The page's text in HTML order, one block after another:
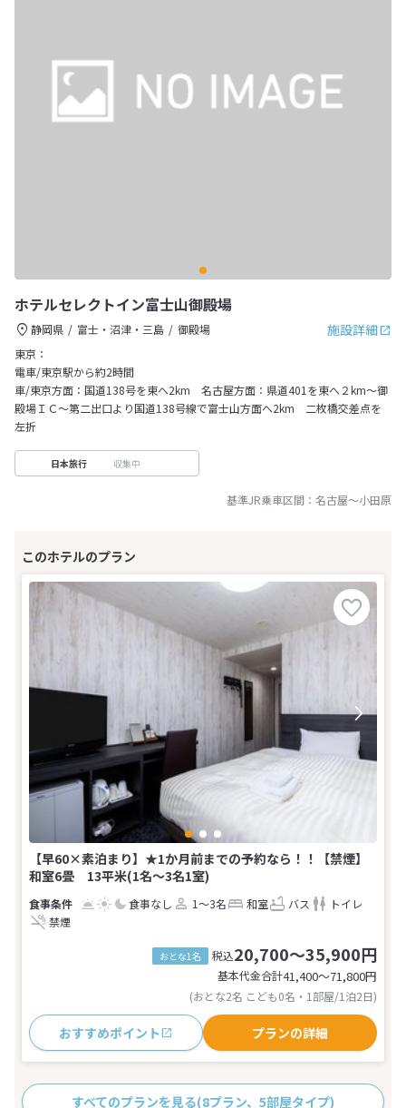
ホテルセレクトイン富士山御殿場
施設詳細
静岡県 富士・沼津・三島
御殿場
東京：
電車/東京駅から約2時間
車/東京方面：国道138号を東へ2km 名古屋方面：県道401を東へ２km～御
殿場ＩＣ～第二出口より国道138号線で富士山方面へ2km 二枚橋交差点を
左折
日本旅行 収集中
基準JR乗車区間： 名古屋～小田原
【早60×素泊まり】★1か月前までの予約なら！！【禁煙】
和室6畳 13平米(1名～3名1室)
食事なし 1～3名 和室 バス
トイレ
禁煙
おとな1名 税込20,700～35,900円
基本代金合計41,400〜71,800円
(おとな2名 こども0名・1部屋/1泊2日)
おすすめポイント プランの詳細
すべてのプランを見る(8プラン、5部屋タイプ)